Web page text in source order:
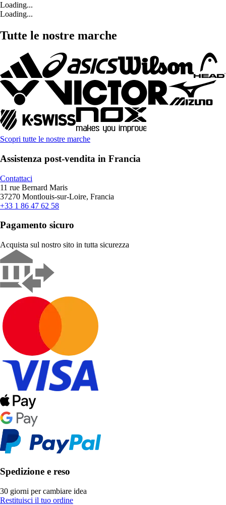
Loading...
Loading...
Tutte le nostre marche
Scopri tutte le nostre marche
Assistenza post-vendita in Francia
Contattaci
11 rue Bernard Maris
37270 Montlouis-sur-Loire, Francia
+33 1 86 47 62 58
Pagamento sicuro
Acquista sul nostro sito in tutta sicurezza
Spedizione e reso
30 giorni per cambiare idea
Restituisci il tuo ordine